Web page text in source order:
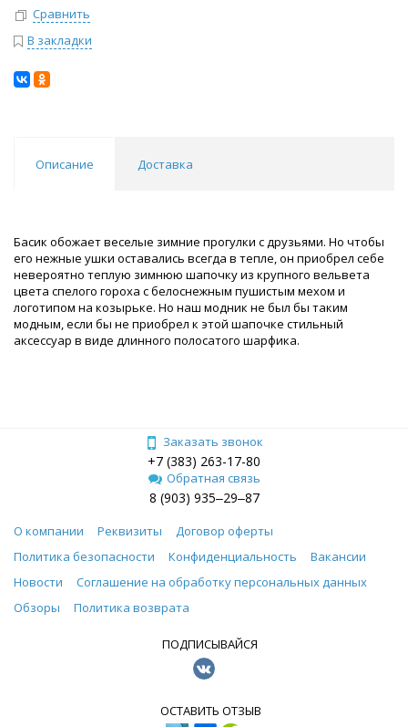
Сравнить
В закладки
Описание Доставка
Басик обожает веселые зимние прогулки с друзьями. Но чтобы
его нежные ушки оставались всегда в тепле, он приобрел себе
невероятно теплую зимнюю шапочку из крупного вельвета
цвета спелого гороха с белоснежным пушистым мехом и
логотипом на козырьке. Но наш модник не был бы таким
модным, если бы не приобрел к этой шапочке стильный
аксессуар в виде длинного полосатого шарфика.
Заказать звонок
+7 (383) 263-17-80
Обратная связь
8 (903) 935‒29‒87
О компании Реквизиты
Договор оферты
Политика безопасности
Конфиденциальность
Вакансии
Новости
Соглашение на обработку персональных данных
Обзоры
Политика возврата
ПОДПИСЫВАЙСЯ
ОСТАВИТЬ ОТЗЫВ